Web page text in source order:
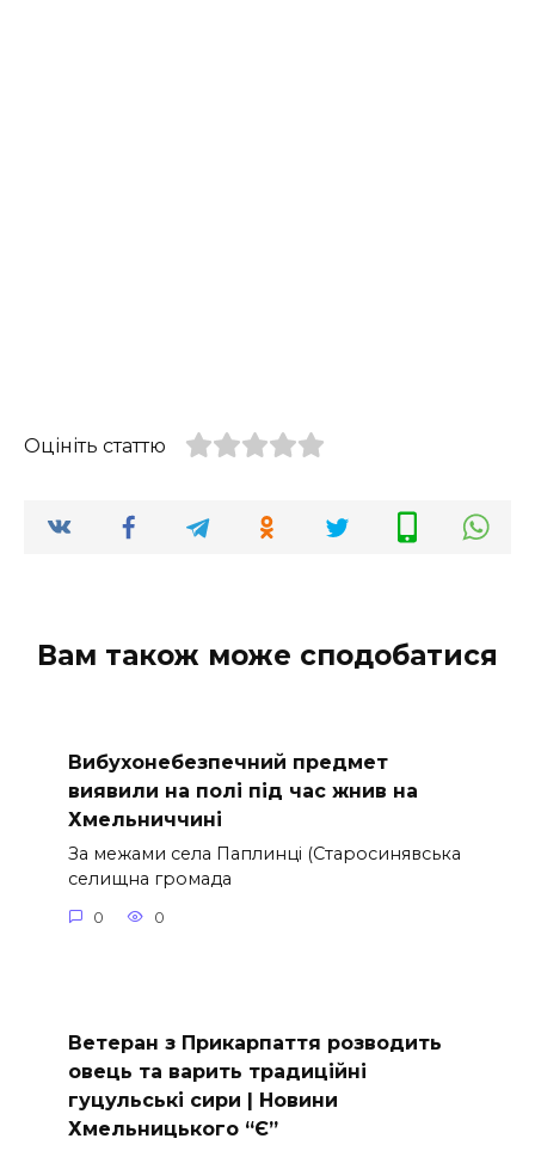
Оцініть статтю
Вам також може сподобатися
Вибухонебезпечний предмет
виявили на полі під час жнив на
Хмельниччині
За межами села Паплинці (Старосинявська
селищна громада
0 0
Ветеран з Прикарпаття розводить
овець та варить традиційні
гуцульські сири | Новини
Хмельницького “Є”